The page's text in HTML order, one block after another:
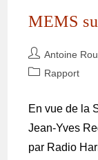
MEMS
Antoine
Rapport
En vue de la
Jean-Yves
par Radio